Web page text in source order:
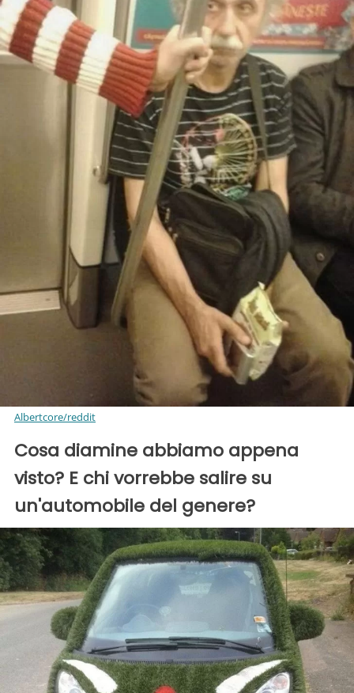
Albertcore/reddit
Cosa diamine abbiamo appena
visto? E chi vorrebbe salire su
un'automobile del genere?